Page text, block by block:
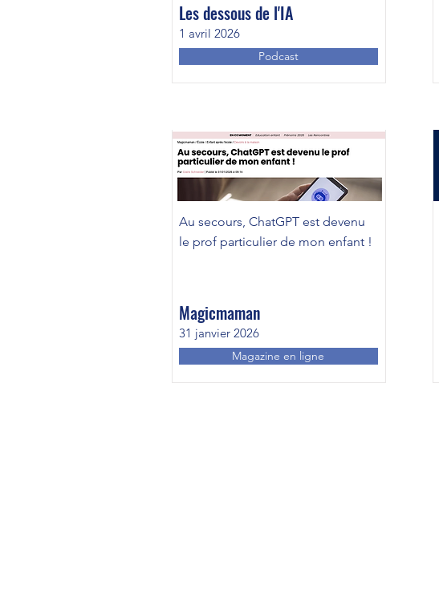
Les dessous de l'IA
1 avril 2026
Podcast
Au secours, ChatGPT est devenu
le prof particulier de mon enfant !
Magicmaman
31 janvier 2026
Magazine en ligne